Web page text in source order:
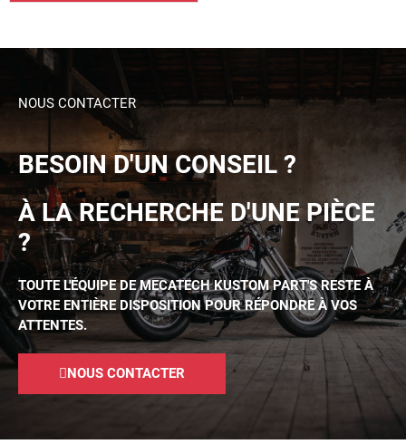
NOUS CONTACTER
BESOIN D'UN CONSEIL ?
À LA RECHERCHE D'UNE PIÈCE
?
TOUTE L'ÉQUIPE DE MECATECH KUSTOM PART'S RESTE À
VOTRE ENTIÈRE DISPOSITION POUR RÉPONDRE À VOS
ATTENTES.
NOUS CONTACTER